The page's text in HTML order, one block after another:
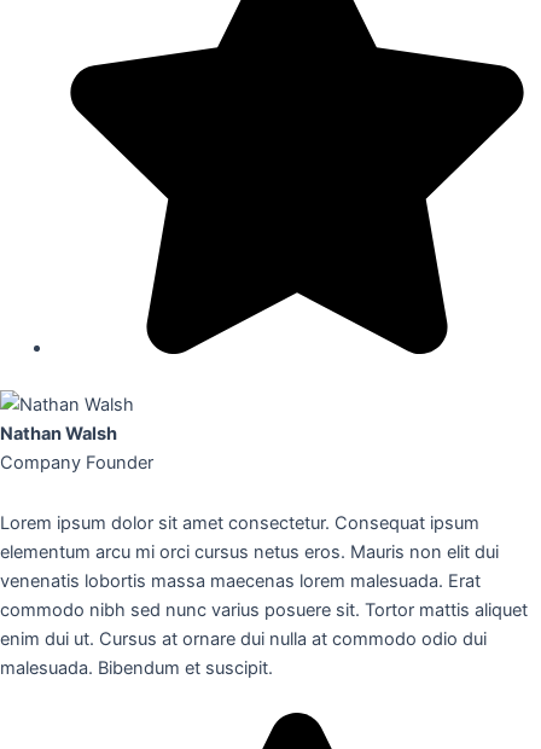
Nathan Walsh
Company Founder
Lorem ipsum dolor sit amet consectetur. Consequat ipsum
elementum arcu mi orci cursus netus eros. Mauris non elit dui
venenatis lobortis massa maecenas lorem malesuada. Erat
commodo nibh sed nunc varius posuere sit. Tortor mattis aliquet
enim dui ut. Cursus at ornare dui nulla at commodo odio dui
malesuada. Bibendum et suscipit.